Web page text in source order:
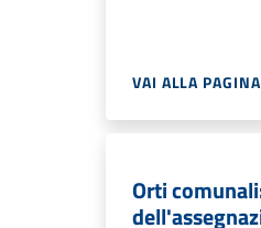
VAI ALLA PAGINA
Orti